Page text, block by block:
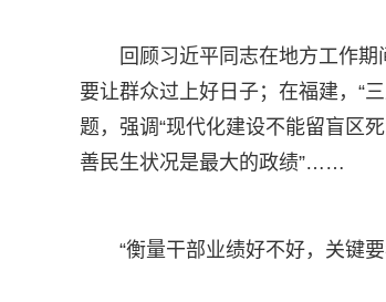
回顾习近平同志在地方工作期
要让群众过上好日子；在福建，“
题，强调“现代化建设不能留盲区
善民生状况是最大的政绩”……
“衡量干部业绩好不好，关键